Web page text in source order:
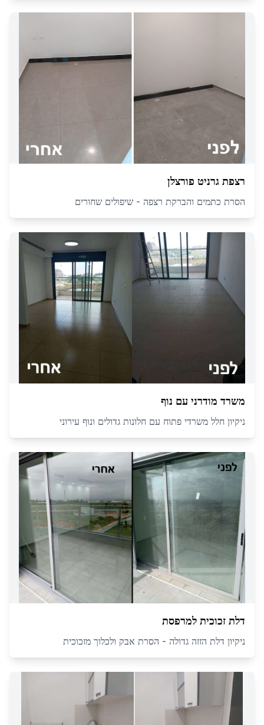
רצפת גרניט פורצלן
הסרת כתמים והברקת רצפה - שיפולים שחורים
משרד מודרני עם נוף
ניקיון חלל משרדי פתוח עם חלונות גדולים ונוף עירוני
דלת זכוכית למרפסת
ניקיון דלת הזזה גדולה - הסרת אבק ולכלוך מזכוכית